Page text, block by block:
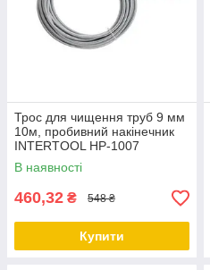
Трос для чищення труб 9 мм
10м, пробивний накінечник
INTERTOOL HP-1007
В наявності
460,32 ₴ 548 ₴
Купити